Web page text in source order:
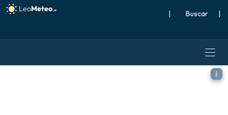
| |
ECMWF AIFS 0.25° [IA]